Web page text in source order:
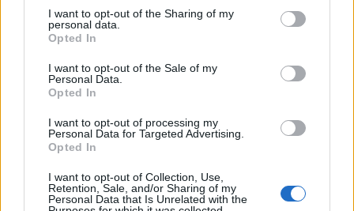
I want to opt-out of the Sharing of my
personal data.
Opted In
I want to opt-out of the Sale of my
Personal Data.
Opted In
I want to opt-out of processing my
Personal Data for Targeted Advertising.
Opted In
I want to opt-out of Collection, Use,
Retention, Sale, and/or Sharing of my
Personal Data that Is Unrelated with the
Shaqueel van Persie ontkracht geruchten over
Brengt Sporting Portugal Feyenoord in de
Van droomtransfer tot contractontbinding: het
'Hij is weer gewoon mijn vader': Shaqueel